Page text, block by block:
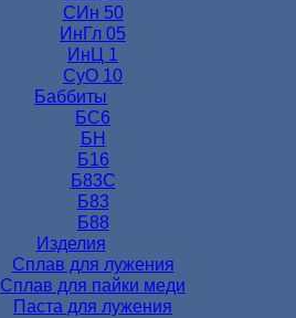
СИн 50
ИнГл 05
ИнЦ 1
СуО 10
Баббиты
БС6
БН
Б16
Б83С
Б83
Б88
Изделия
Сплав для лужения
Сплав для пайки меди
Паста для лужения